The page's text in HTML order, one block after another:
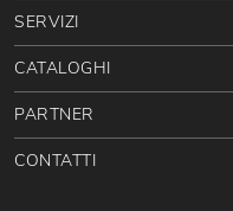
SERVIZI
CATALOGHI
PARTNER
CONTATTI